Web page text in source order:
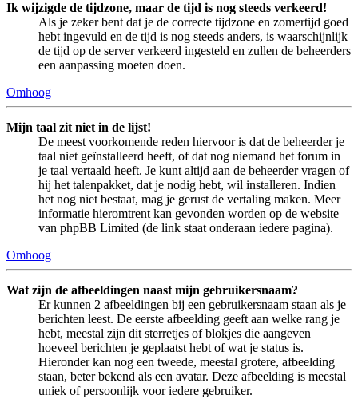
Ik wijzigde de tijdzone, maar de tijd is nog steeds verkeerd!
Als je zeker bent dat je de correcte tijdzone en zomertijd goed
hebt ingevuld en de tijd is nog steeds anders, is waarschijnlijk
de tijd op de server verkeerd ingesteld en zullen de beheerders
een aanpassing moeten doen.
Omhoog
Mijn taal zit niet in de lijst!
De meest voorkomende reden hiervoor is dat de beheerder je
taal niet geïnstalleerd heeft, of dat nog niemand het forum in
je taal vertaald heeft. Je kunt altijd aan de beheerder vragen of
hij het talenpakket, dat je nodig hebt, wil installeren. Indien
het nog niet bestaat, mag je gerust de vertaling maken. Meer
informatie hieromtrent kan gevonden worden op de website
van phpBB Limited (de link staat onderaan iedere pagina).
Omhoog
Wat zijn de afbeeldingen naast mijn gebruikersnaam?
Er kunnen 2 afbeeldingen bij een gebruikersnaam staan als je
berichten leest. De eerste afbeelding geeft aan welke rang je
hebt, meestal zijn dit sterretjes of blokjes die aangeven
hoeveel berichten je geplaatst hebt of wat je status is.
Hieronder kan nog een tweede, meestal grotere, afbeelding
staan, beter bekend als een avatar. Deze afbeelding is meestal
uniek of persoonlijk voor iedere gebruiker.